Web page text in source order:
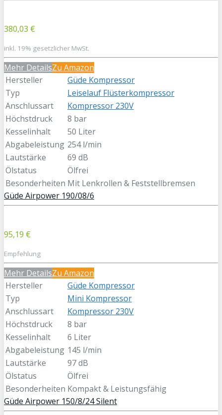
380,03 €
inkl. 19% gesetzlicher MwSt.
Mehr DetailsZu Amazon
Hersteller
Güde Kompressor
Typ
Leiselauf Flüsterkompressor
Anschlussart
Kompressor 230V
Höchstdruck
8 bar
Kesselinhalt
50 Liter
Abgabeleistung 254 l/min
Lautstärke
69 dB
Ölstatus
Ölfrei
Besonderheiten Mit Lenkrollen & Feststellbremsen
Güde Airpower 190/08/6
95,19 €
Empfehlung
Mehr DetailsZu Amazon
Hersteller
Güde Kompressor
Typ
Mini Kompressor
Anschlussart
Kompressor 230V
Höchstdruck
8 bar
Kesselinhalt
6 Liter
Abgabeleistung 145 l/min
Lautstärke
97 dB
Ölstatus
Ölfrei
Besonderheiten Kompakt & Leistungsfähig
Güde Airpower 150/8/24 Silent